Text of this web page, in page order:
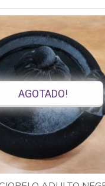
AGOTADO!